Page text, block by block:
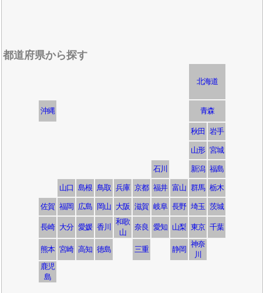
都道府県から探す
北海道
沖縄 青森
秋田 岩手
山形 宮城
石川 新潟 福島
山口 島根 鳥取 兵庫 京都 福井 富山 群馬 栃木
佐賀 福岡 広島 岡山 大阪 滋賀 岐阜 長野 埼玉 茨城
長崎 大分 愛媛 香川
和歌
山
奈良 愛知 山梨 東京 千葉
熊本 宮崎 高知 徳島 三重 静岡
神奈
川
鹿児
島